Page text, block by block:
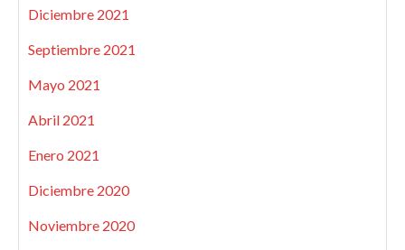
Diciembre 2021
Septiembre 2021
Mayo 2021
Abril 2021
Enero 2021
Diciembre 2020
Noviembre 2020